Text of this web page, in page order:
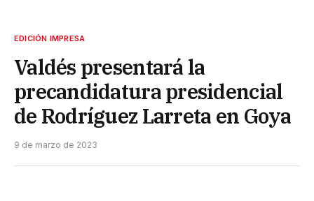
EDICIÓN IMPRESA
Valdés presentará la
precandidatura presidencial
de Rodríguez Larreta en Goya
9 de marzo de 2023